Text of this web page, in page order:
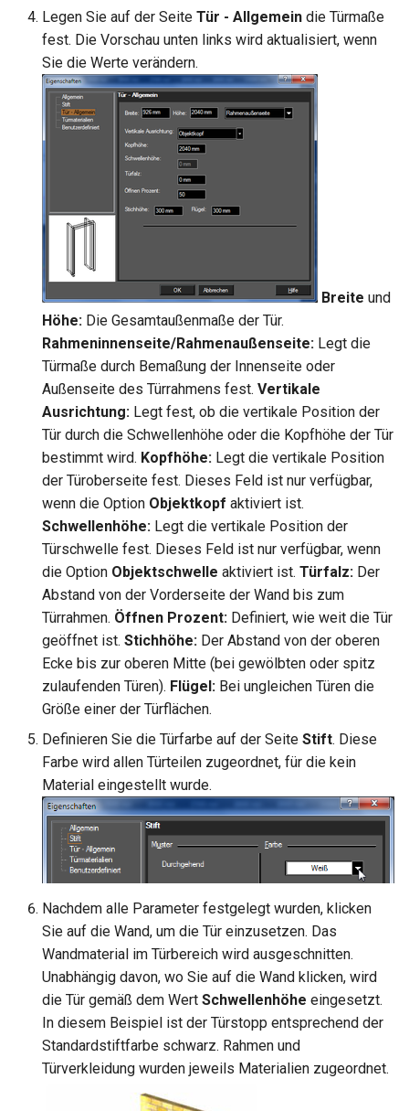
Legen Sie auf der Seite Tür - Allgemein die Türmaße
fest. Die Vorschau unten links wird aktualisiert, wenn
Sie die Werte verändern.
Breite und
Höhe: Die Gesamtaußenmaße der Tür.
Rahmeninnenseite/Rahmenaußenseite: Legt die
Türmaße durch Bemaßung der Innenseite oder
Außenseite des Türrahmens fest. Vertikale
Ausrichtung: Legt fest, ob die vertikale Position der
Tür durch die Schwellenhöhe oder die Kopfhöhe der Tür
bestimmt wird. Kopfhöhe: Legt die vertikale Position
der Türoberseite fest. Dieses Feld ist nur verfügbar,
wenn die Option Objektkopf aktiviert ist.
Schwellenhöhe: Legt die vertikale Position der
Türschwelle fest. Dieses Feld ist nur verfügbar, wenn
die Option Objektschwelle aktiviert ist. Türfalz: Der
Abstand von der Vorderseite der Wand bis zum
Türrahmen. Öffnen Prozent: Definiert, wie weit die Tür
geöffnet ist. Stichhöhe: Der Abstand von der oberen
Ecke bis zur oberen Mitte (bei gewölbten oder spitz
zulaufenden Türen). Flügel: Bei ungleichen Türen die
Größe einer der Türflächen.
Definieren Sie die Türfarbe auf der Seite Stift. Diese
Farbe wird allen Türteilen zugeordnet, für die kein
Material eingestellt wurde.
Nachdem alle Parameter festgelegt wurden, klicken
Sie auf die Wand, um die Tür einzusetzen. Das
Wandmaterial im Türbereich wird ausgeschnitten.
Unabhängig davon, wo Sie auf die Wand klicken, wird
die Tür gemäß dem Wert Schwellenhöhe eingesetzt.
In diesem Beispiel ist der Türstopp entsprechend der
Standardstiftfarbe schwarz. Rahmen und
Türverkleidung wurden jeweils Materialien zugeordnet.